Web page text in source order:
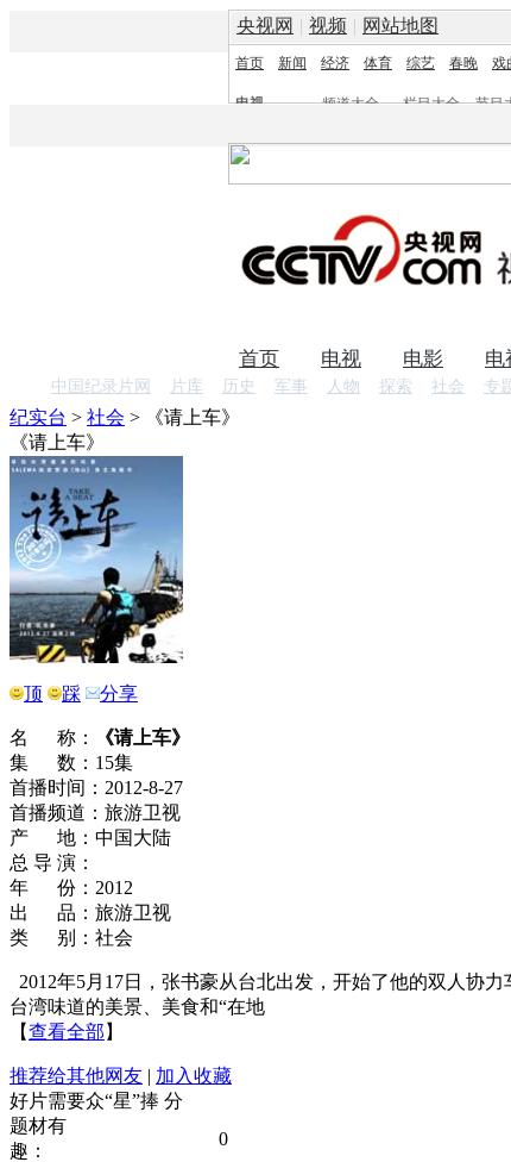
央视网 | 视频 | 网站地图
首页 新闻 经济 体育 综艺 春晚 戏
电视 频道大全 栏目大全 节目
首页 电视 电影 电
中国纪录片网 片库 历史 军事 人物 探索 社会 专
纪实台 > 社会 >
《请上车》
《请上车》
顶 踩 分享
名 称：
《请上车》
集 数：15集
首播时间：2012-8-27
首播频道：旅游卫视
产 地：中国大陆
总 导 演：
年 份：2012
出 品：旅游卫视
类 别：社会
2012年5月17日，张书豪从台北出发，开始了他的双人协
台湾味道的美景、美食和“在地
【查看全部 】
推荐给其他网友 | 加入收藏
好片需要众“星”捧 分
题材有
趣：
0